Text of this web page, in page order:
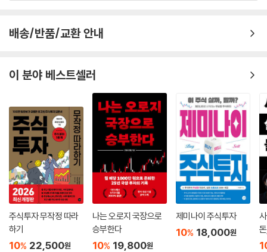
배송/반품/교환 안내
이 분야 베스트셀러
주식투자 무작정 따라
하기
10% 22,500원
나는 오로지 국장으로
승부한다
10% 19,800원
제미나이 주식투자
10% 18,000원